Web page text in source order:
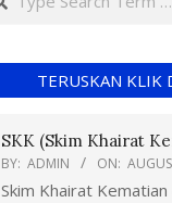
TERUSKAN KLIK
SKK (Skim Khairat
BY: ADMIN ON:
Skim Khairat Kematian